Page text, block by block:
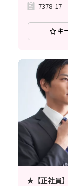
7378-17
キ
★【正社員